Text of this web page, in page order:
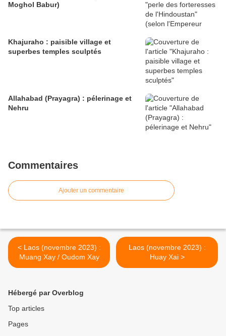
Moghol Babur)
Khajuraho : paisible village et
superbes temples sculptés
Allahabad (Prayagra) : pélerinage et
Nehru
Commentaires
Ajouter un commentaire
< Laos (novembre 2023) :
Muang Xay / Oudom Xay
Laos (novembre 2023) :
Huay Xai >
Hébergé par Overblog
Top articles
Pages